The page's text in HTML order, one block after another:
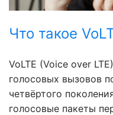
Что такое
VoLTE (Voice over
голосовых вызовов
четвёртого
голосовые пакеты